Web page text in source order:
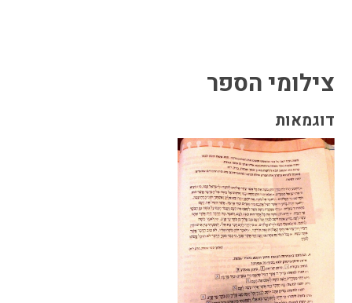
המקומיות
הכשרת הורים
לאקטיביזם בחינוך
התארגנויות הורים –
משמר הורים וקהילות
חינוך חילוניות יישוביות
עבודה עם מורים
צילומי הספר
דוגמאות